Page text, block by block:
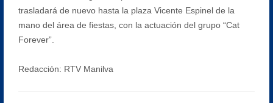
trasladará de nuevo hasta la plaza Vicente Espinel de la
mano del área de fiestas, con la actuación del grupo “Cat
Forever”.
Redacción: RTV Manilva